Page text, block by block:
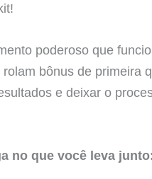
poderoso que
bônus de primeira
e deixar o
no que você leva